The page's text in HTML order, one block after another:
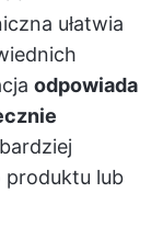
ułatwia
odpowiada
produktu lub